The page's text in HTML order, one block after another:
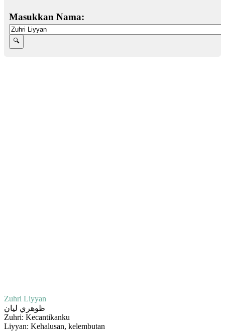
Masukkan Nama:
Zuhri Liyyan
ظوهري ليان
Zuhri: Kecantikanku
Liyyan: Kehalusan, kelembutan